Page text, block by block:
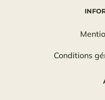
Conditions